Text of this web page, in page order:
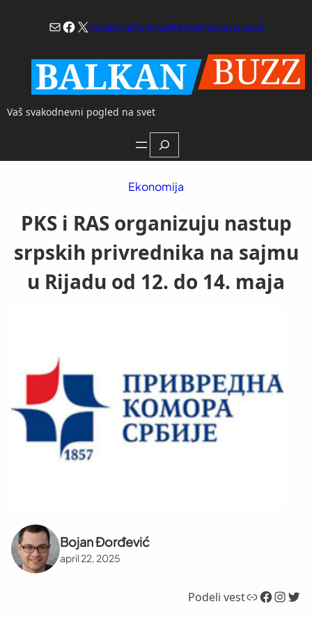
Mail
Facebook
X NaslovnaO namaPretplatite se na vesti
Vaš svakodnevni pogled na svet
Search
Ekonomija
PKS i RAS organizuju nastup
srpskih privrednika na sajmu
u Rijadu od 12. do 14. maja
Bojan Đorđević
april 22, 2025
Podeli vestLink Facebook InstagramTwitter